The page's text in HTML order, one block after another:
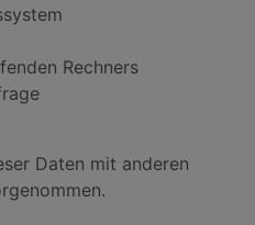
Rechners
Daten mit anderen